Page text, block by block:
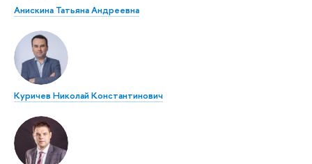
Анискина Татьяна Андреевна
Куричев Николай Константинович